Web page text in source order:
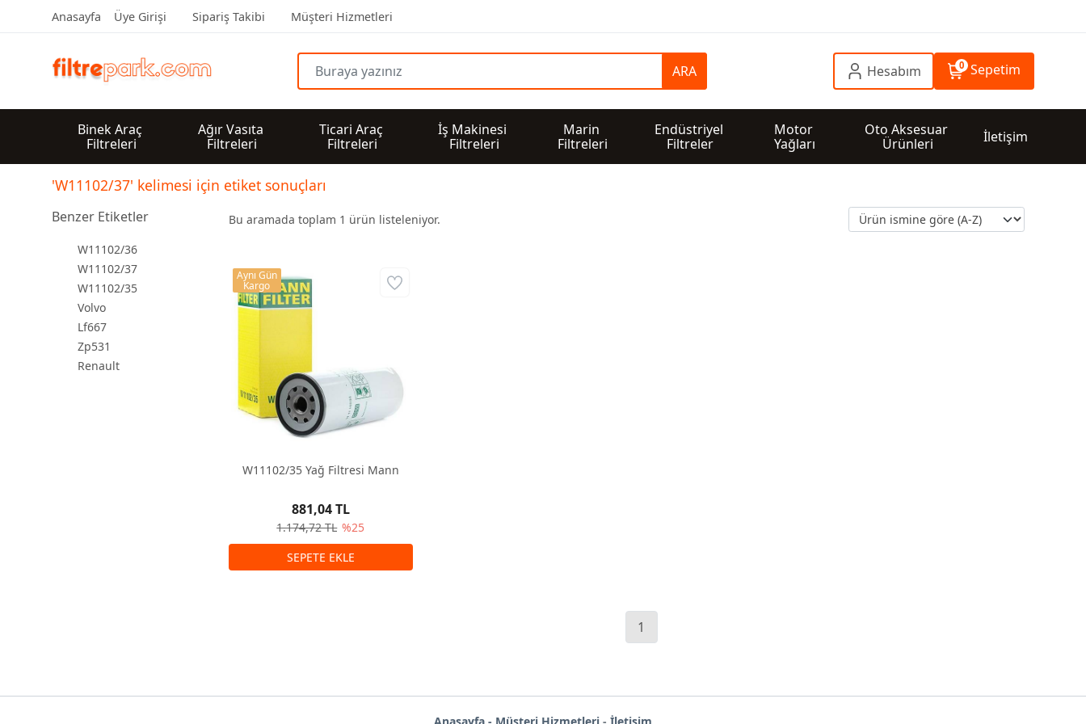
Anasayfa Üye Girişi Sipariş Takibi Müşteri Hizmetleri
ARA Hesabım 0 Sepetim
Binek Araç
Filtreleri
Ağır Vasıta
Filtreleri
Ticari Araç
Filtreleri
İş Makinesi
Filtreleri
Marin
Filtreleri
Endüstriyel
Filtreler
Motor
Yağları
Oto Aksesuar
Ürünleri
İletişim
'W11102/37' kelimesi için etiket sonuçları
Benzer Etiketler
W11102/36
W11102/37
W11102/35
Volvo
Lf667
Zp531
Renault
Bu aramada toplam 1 ürün listeleniyor.
W11102/35 Yağ Filtresi Mann
1.174,72 TL %25
881,04 TL
Aynı Gün
Kargo
1